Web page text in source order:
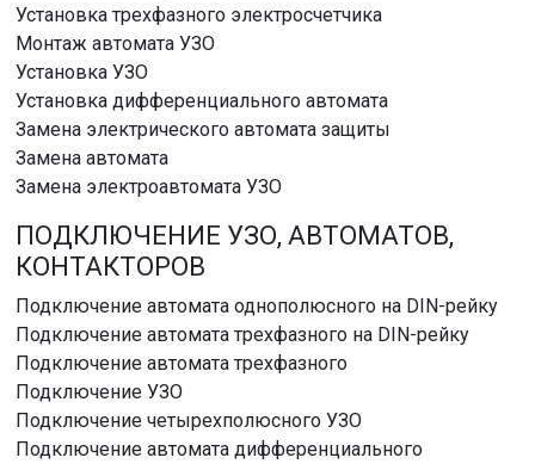
Установка трехфазного электросчетчика
Монтаж автомата УЗО
Установка УЗО
Установка дифференциального автомата
Замена электрического автомата защиты
Замена автомата
Замена электроавтомата УЗО
ПОДКЛЮЧЕНИЕ УЗО, АВТОМАТОВ,
КОНТАКТОРОВ
Подключение автомата однополюсного на DIN-рейку
Подключение автомата трехфазного на DIN-рейку
Подключение автомата трехфазного
Подключение УЗО
Подключение четырехполюсного УЗО
Подключение автомата дифференциального